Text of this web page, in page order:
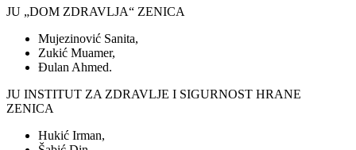
JU „DOM ZDRAVLJA“ ZENICA
Mujezinović Sanita,
Zukić Muamer,
Đulan Ahmed.
JU INSTITUT ZA ZDRAVLJE I SIGURNOST HRANE
ZENICA
Hukić Irman,